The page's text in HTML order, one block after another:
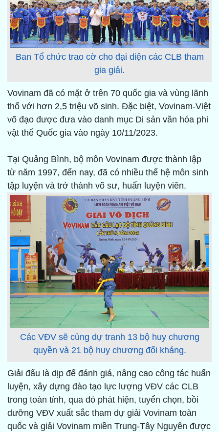
Ban Tổ chức trao cờ cho đại diện các CLB tham
gia giải.
Vovinam đã có mặt ở trên 70 quốc gia và vùng lãnh
thổ với hơn 2,5 triệu võ sinh. Đặc biệt, Vovinam-Việt
võ đạo được đưa vào danh mục Di sản văn hóa phi
vật thể Quốc gia vào ngày 10/11/2023.
Tại Quảng Bình, bộ môn Vovinam được thành lập
từ năm 1997, đến nay, đã có nhiều thế hệ môn sinh
tập luyện và trở thành võ sư, huấn luyện viên.
Các VĐV sẽ cùng dự tranh 13 bộ huy chương
quyền và 21 bộ huy chương đối kháng.
Giải đấu là dịp để đánh giá, nâng cao công tác huấn
luyện, xây dựng đào tạo lực lượng VĐV các CLB
trong toàn tỉnh, qua đó phát hiện, tuyển chọn, bồi
dưỡng VĐV xuất sắc tham dự giải Vovinam toàn
quốc và giải Vovinam miền Trung-Tây Nguyên được